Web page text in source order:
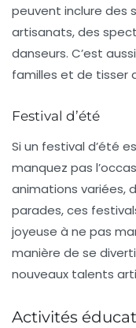
peuvent inclure des
artisanats, des
danseurs. C’est
familles et de tisser
Festival d’été
Si un festival d’été
manquez pas
animations variées,
parades, ces
joyeuse à ne pas
manière de se
nouveaux talents
Activités